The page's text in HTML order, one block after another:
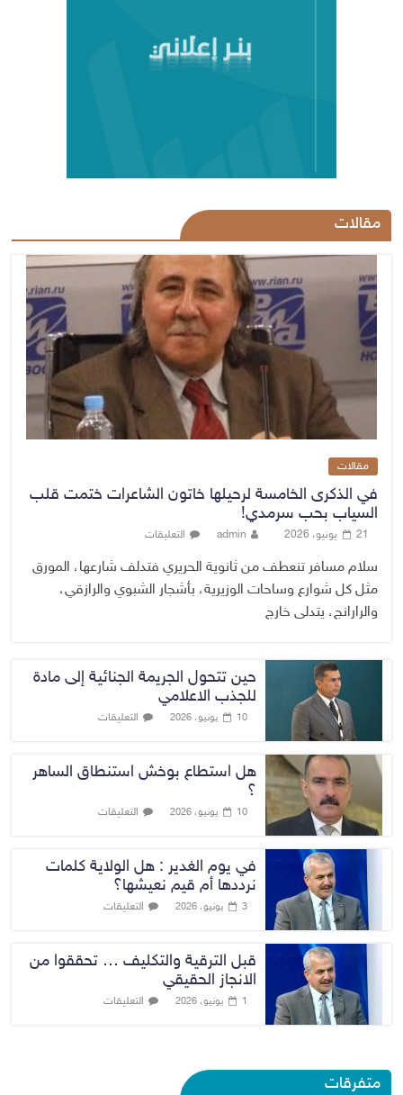
مقالات
مقالات
في الذكرى الخامسة لرحيلها خاتون الشاعرات ختمت قلب
السياب بحب سرمدي!
21 يونيو، 2026 admin التعليقات
سلام مسافر تنعطف من ثانوية الحريري فتدلف شارعها، المورق
مثل كل شوارع وساحات الوزيرية، بأشجار الشبوي والرازقي،
والرارانج، يتدلى خارج
حين تتحول الجريمة الجنائية إلى مادة
للجذب الاعلامي
10 يونيو، 2026 التعليقات
هل استطاع بوخش استنطاق الساهر
؟
10 يونيو، 2026 التعليقات
في يوم الغدير : هل الولاية كلمات
نرددها أم قيم نعيشها؟
3 يونيو، 2026 التعليقات
قبل الترقية والتكليف … تحققوا من
الانجاز الحقيقي
1 يونيو، 2026 التعليقات
متفرقات